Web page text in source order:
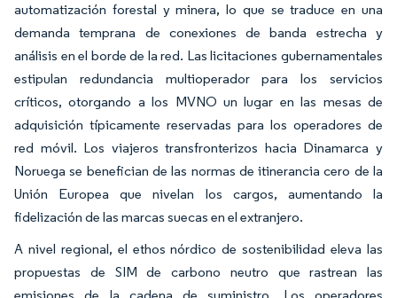
automatización forestal y minera, lo que se traduce en una
demanda temprana de conexiones de banda estrecha y
análisis en el borde de la red. Las licitaciones gubernamentales
estipulan redundancia multioperador para los servicios
críticos, otorgando a los MVNO un lugar en las mesas de
adquisición típicamente reservadas para los operadores de
red móvil. Los viajeros transfronterizos hacia Dinamarca y
Noruega se benefician de las normas de itinerancia cero de la
Unión Europea que nivelan los cargos, aumentando la
fidelización de las marcas suecas en el extranjero.
A nivel regional, el ethos nórdico de sostenibilidad eleva las
propuestas de SIM de carbono neutro que rastrean las